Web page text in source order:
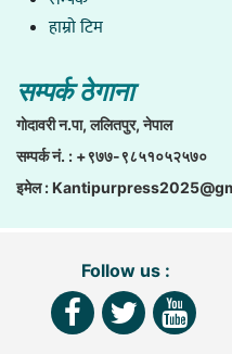
हाम्राे टिम
सम्पर्क ठेगाना
गाेदावरी न.पा, ललितपुर, नेपाल
सम्पर्क नं. : +९७७-९८५१०५२५७०
इमेल :
Follow us :